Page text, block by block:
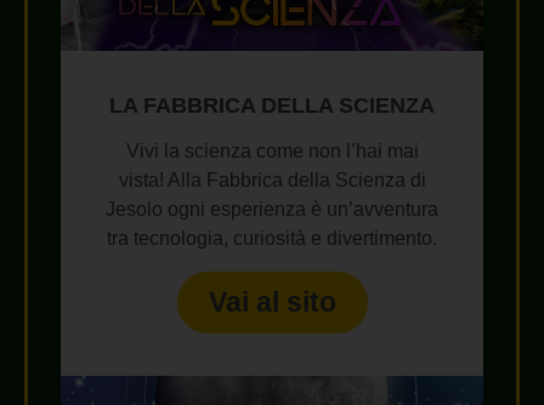
LA FABBRICA DELLA SCIENZA
Vivi la scienza come non l’hai mai
vista! Alla Fabbrica della Scienza di
Jesolo ogni esperienza è un’avventura
tra tecnologia, curiosità e divertimento.
Vai al sito